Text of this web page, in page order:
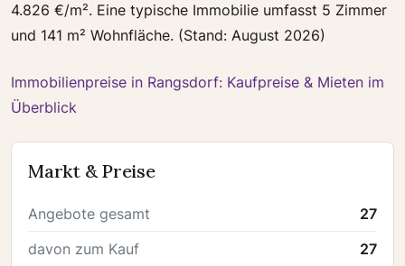
4.826 €/m². Eine typische Immobilie umfasst 5 Zimmer
und 141 m² Wohnfläche. (Stand: August 2026)
Immobilienpreise in Rangsdorf: Kaufpreise & Mieten im
Überblick
Markt & Preise
Angebote gesamt
27
davon zum Kauf
27